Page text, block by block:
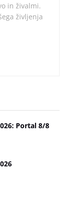
in živalmi.
življenja
Portal 8/8